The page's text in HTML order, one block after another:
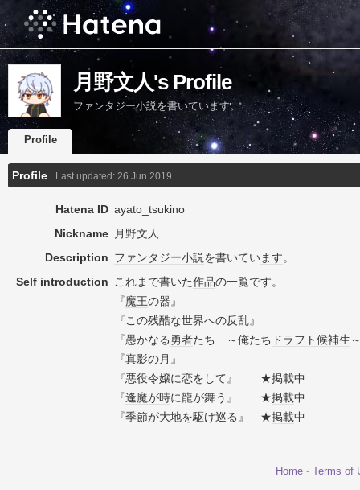
月野文人's Profile
ファンタジー小説を書いています。
Profile
Profile Last updated: 26 Jun 2019
Hatena ID ayato_tsukino
Nickname 月野文人
Description ファンタジー小説を書いています。
Self introduction これまで書いた作品の一覧です。
『魔王の器』
『この残酷な世界への反乱』
『愚かなる勇者たち ～俺たち ドラフト候補生
『真影の月』
『悪役令嬢に恋をして』 ★掲載中
『逢魔が時に龍が舞う』 ★掲載中
『季節が大地を駆け巡る』 ★掲載中
Home- Terms of